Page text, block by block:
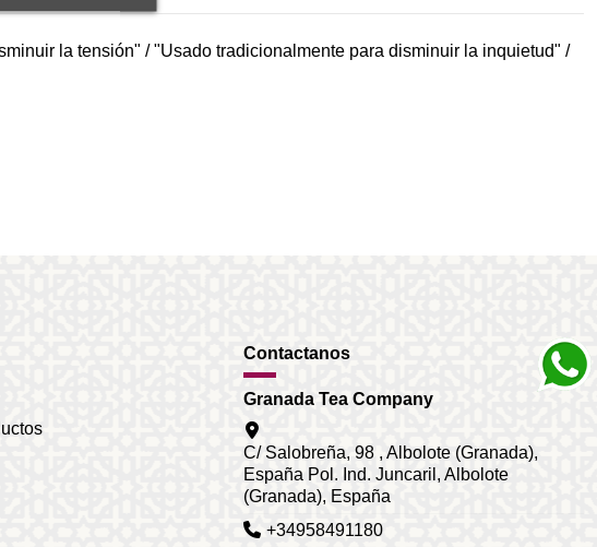
la tensión" / "Usado tradicionalmente para disminuir la inquietud" /
Contactanos
Granada Tea Company
C/ Salobreña, 98 , Albolote (Granada),
España Pol. Ind. Juncaril, Albolote
(Granada), España
+34958491180